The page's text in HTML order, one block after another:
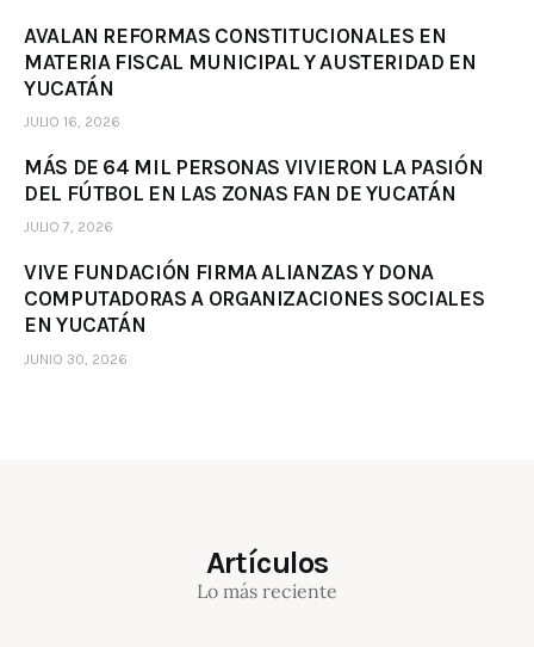
AVALAN REFORMAS CONSTITUCIONALES EN
MATERIA FISCAL MUNICIPAL Y AUSTERIDAD EN
YUCATÁN
JULIO 16, 2026
MÁS DE 64 MIL PERSONAS VIVIERON LA PASIÓN
DEL FÚTBOL EN LAS ZONAS FAN DE YUCATÁN
JULIO 7, 2026
VIVE FUNDACIÓN FIRMA ALIANZAS Y DONA
COMPUTADORAS A ORGANIZACIONES SOCIALES
EN YUCATÁN
JUNIO 30, 2026
Artículos
Lo más reciente